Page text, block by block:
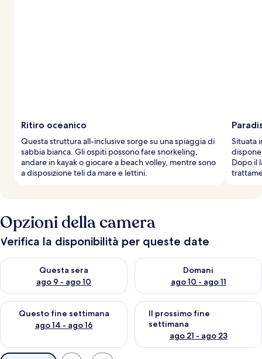
Ritiro oceanico
Questa struttura all-inclusive sorge su una spiaggia di
sabbia bianca. Gli ospiti possono fare snorkeling,
andare in kayak o giocare a beach volley, mentre sono
a disposizione teli da mare e lettini.
Situata
Dopo il
Opzioni della camera
Verifica la disponibilità per queste date
Questa sera
ago 9 - ago 10
Verifica la disponibilità per questa sera, ago 9 - ago 10
Domani
ago 10 - ago 11
Verifica la disponibilità per
Questo fine settimana
ago 14 - ago 16
Verifica la disponibilità per questo fine settimana, ago 14 -
Il prossimo fine
settimana
ago 21 - ago 23
Verifica la disponibilità per il